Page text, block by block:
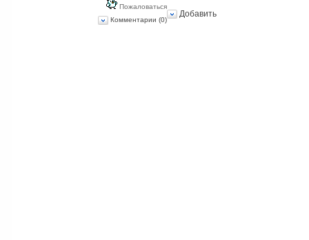
Пожаловаться
Комментарии (0)
Добавить